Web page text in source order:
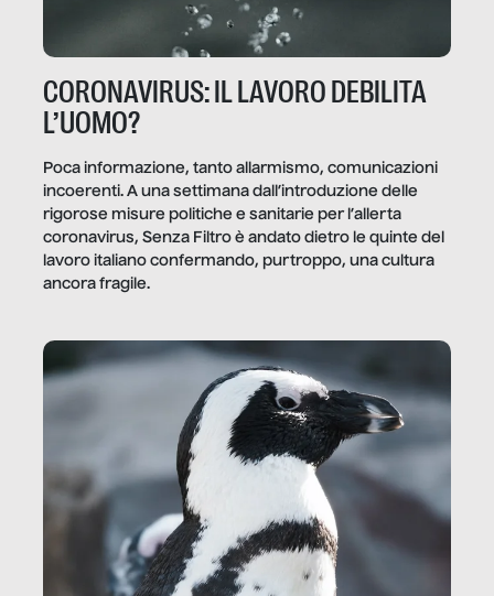
CORONAVIRUS: IL LAVORO DEBILITA
L’UOMO?
Poca informazione, tanto allarmismo, comunicazioni
incoerenti. A una settimana dall’introduzione delle
rigorose misure politiche e sanitarie per l’allerta
coronavirus, Senza Filtro è andato dietro le quinte del
lavoro italiano confermando, purtroppo, una cultura
ancora fragile.